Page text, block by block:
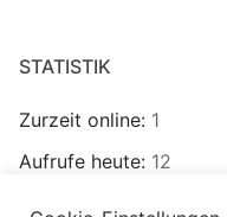
STATISTIK
Zurzeit online: 1
Aufrufe heute: 12